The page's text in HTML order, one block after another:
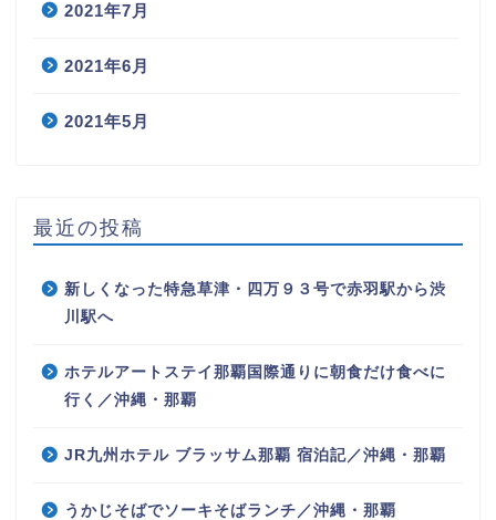
2021年7月
2021年6月
2021年5月
最近の投稿
新しくなった特急草津・四万９３号で赤羽駅から渋
川駅へ
ホテルアートステイ那覇国際通りに朝食だけ食べに
行く／沖縄・那覇
JR九州ホテル ブラッサム那覇 宿泊記／沖縄・那覇
うかじそばでソーキそばランチ／沖縄・那覇